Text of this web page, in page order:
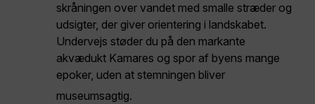
skråningen over vandet med smalle stræder og
udsigter, der giver orientering i landskabet.
Undervejs støder du på den markante
akvædukt Kamares og spor af byens mange
epoker, uden at stemningen bliver
museumsagtig.